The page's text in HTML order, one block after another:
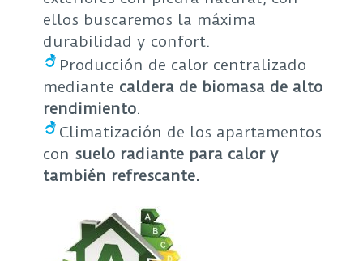
ellos buscaremos la máxima
durabilidad y confort.
Producción de calor centralizado
mediante caldera de biomasa de alto
rendimiento.
Climatización de los apartamentos
con suelo radiante para calor y
también refrescante.